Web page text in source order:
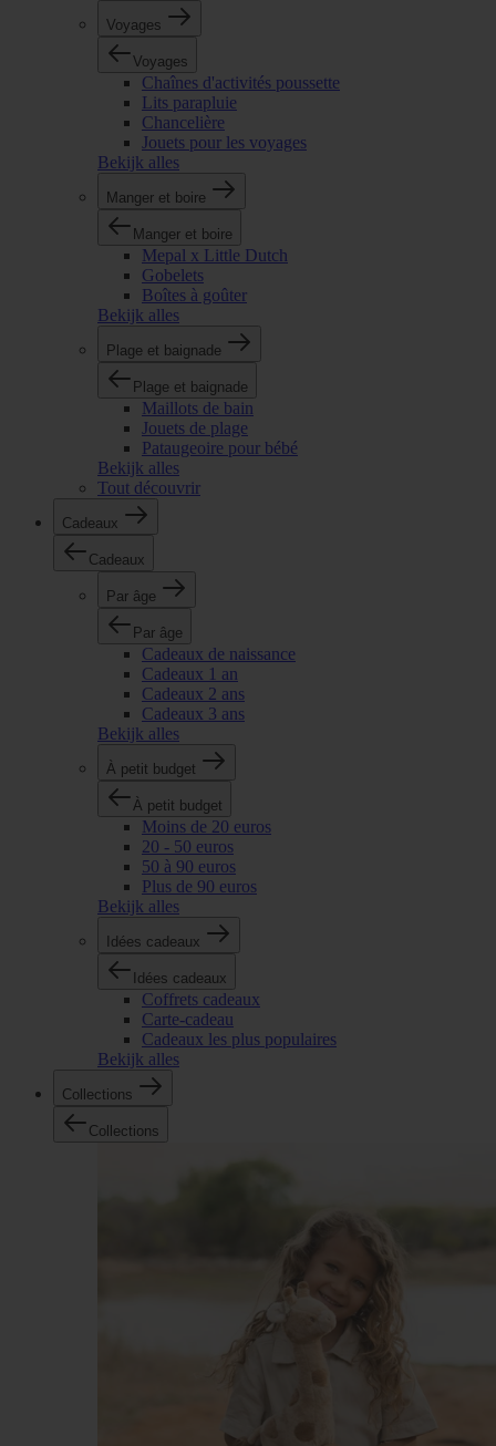
Voyages
Voyages
Chaînes d'activités poussette
Lits parapluie
Chancelière
Jouets pour les voyages
Bekijk alles
Manger et boire
Manger et boire
Mepal x Little Dutch
Gobelets
Boîtes à goûter
Bekijk alles
Plage et baignade
Plage et baignade
Maillots de bain
Jouets de plage
Pataugeoire pour bébé
Bekijk alles
Tout découvrir
Cadeaux
Cadeaux
Par âge
Par âge
Cadeaux de naissance
Cadeaux 1 an
Cadeaux 2 ans
Cadeaux 3 ans
Bekijk alles
À petit budget
À petit budget
Moins de 20 euros
20 - 50 euros
50 à 90 euros
Plus de 90 euros
Bekijk alles
Idées cadeaux
Idées cadeaux
Coffrets cadeaux
Carte-cadeau
Cadeaux les plus populaires
Bekijk alles
Collections
Collections